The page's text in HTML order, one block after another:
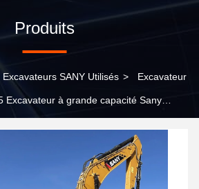
Produits
Excavateurs SANY Utilisés > Excavateur
Excavateur à grande capacité Sany